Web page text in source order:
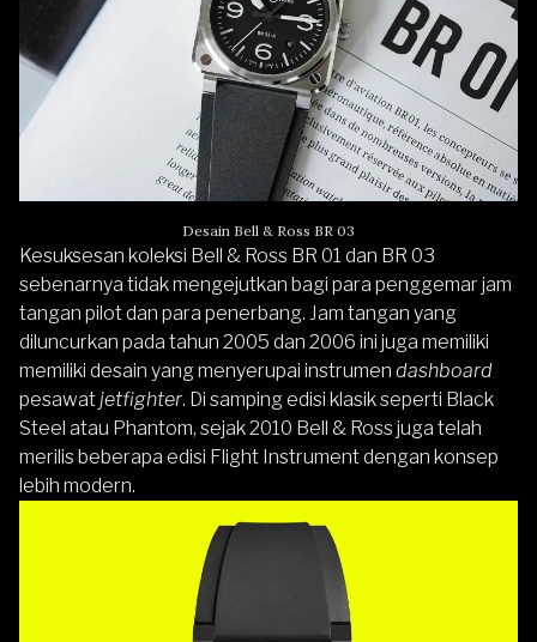
Desain Bell & Ross BR 03
Kesuksesan koleksi Bell & Ross BR 01 dan BR 03
sebenarnya tidak mengejutkan bagi para penggemar jam
tangan pilot dan para penerbang. Jam tangan yang
diluncurkan pada tahun 2005 dan 2006 ini juga memiliki
memiliki desain yang menyerupai instrumen dashboard
pesawatjetfighter. Di samping edisi klasik seperti Black
Steel atau Phantom, sejak 2010 Bell & Ross juga telah
merilis beberapa edisi Flight Instrument dengan konsep
lebih modern.